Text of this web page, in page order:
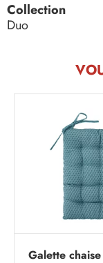
Collection
Duo
Galette